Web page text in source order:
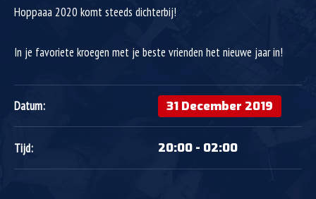
Hoppaaa 2020 komt steeds dichterbij!
In je favoriete kroegen met je beste vrienden het nieuwe jaar in!
Datum: 31 December 2019
Tijd: 20:00 - 02:00